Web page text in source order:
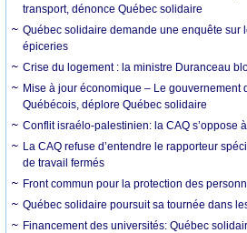
transport, dénonce Québec solidaire
Québec solidaire demande une enquête sur
épiceries
Crise du logement : la ministre Duranceau
Mise à jour économique – Le gouvernement
Québécois, déplore Québec solidaire
Conflit israélo-palestinien: la CAQ s’oppose
La CAQ refuse d’entendre le rapporteur
de travail fermés
Front commun pour la protection des
Québec solidaire poursuit sa tournée dans
Financement des universités: Québec